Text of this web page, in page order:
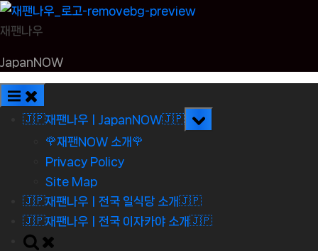
Skip
to
재팬나우
JapanNOW
🇯🇵재팬나우ㅣJapanNOW🇯🇵
Toggle
🌹재팬NOW 소개🌹
Privacy Policy
Site Map
🇯🇵재팬나우ㅣ전국 일식당 소개🇯🇵
🇯🇵재팬나우ㅣ전국 이자카야 소개🇯🇵
Toggle